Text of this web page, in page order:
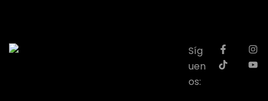
Síg
uen
os: